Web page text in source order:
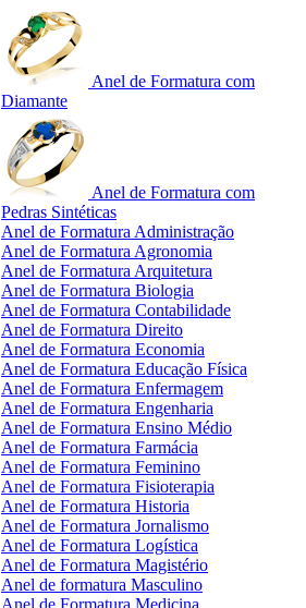
Anel de Formatura com
Diamante
Anel de Formatura com
Pedras Sintéticas
Anel de Formatura Administração
Anel de Formatura Agronomia
Anel de Formatura Arquitetura
Anel de Formatura Biologia
Anel de Formatura Contabilidade
Anel de Formatura Direito
Anel de Formatura Economia
Anel de Formatura Educação Física
Anel de Formatura Enfermagem
Anel de Formatura Engenharia
Anel de Formatura Ensino Médio
Anel de Formatura Farmácia
Anel de Formatura Feminino
Anel de Formatura Fisioterapia
Anel de Formatura Historia
Anel de Formatura Jornalismo
Anel de Formatura Logística
Anel de Formatura Magistério
Anel de formatura Masculino
Anel de Formatura Medicina